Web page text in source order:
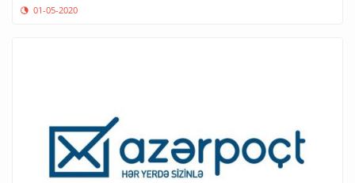
01-05-2020